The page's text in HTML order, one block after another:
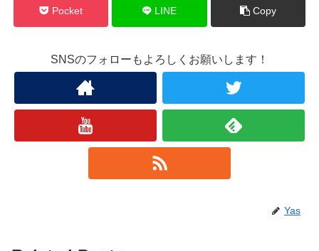
Pocket LINE Copy
SNSのフォローもよろしくお願いします！
Yas